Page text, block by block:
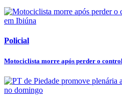
Policial
Motociclista morre após perder o